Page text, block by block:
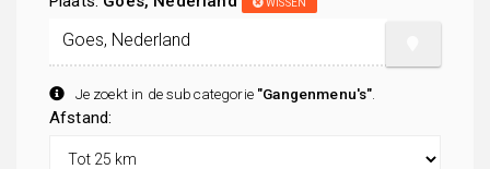
Je zoekt in de subcategorie "Gangenmenu's"
Afstand: